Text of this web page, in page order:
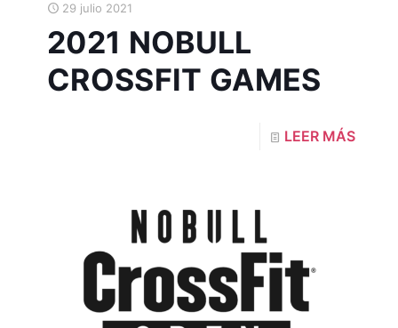
29 julio 2021
2021 NOBULL
CROSSFIT GAMES
LEER MÁS